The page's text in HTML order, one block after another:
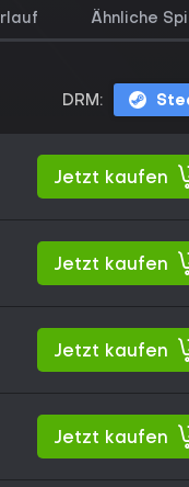
Ähnliche
DRM:
Jetzt kaufen
Jetzt kaufen
Jetzt kaufen
Jetzt kaufen